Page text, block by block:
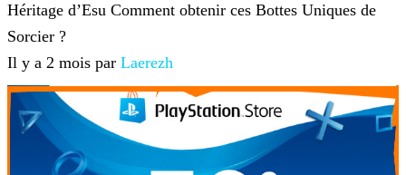
Héritage d’Esu Comment obtenir ces Bottes Uniques de
Sorcier ?
Il y a 2 mois par Laerezh